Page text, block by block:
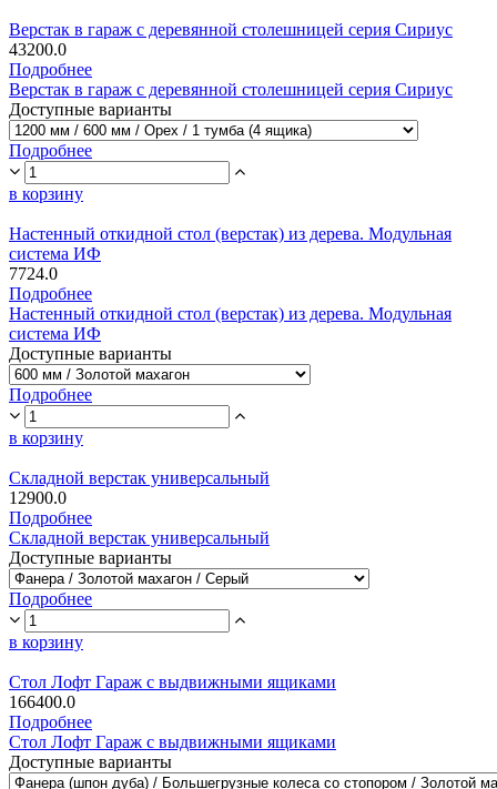
Верстак в гараж с деревянной столешницей серия Сириус
43200.0
Подробнее
Верстак в гараж с деревянной столешницей серия Сириус
Доступные варианты
Подробнее
в корзину
Настенный откидной стол (верстак) из дерева. Модульная
система ИФ
7724.0
Подробнее
Настенный откидной стол (верстак) из дерева. Модульная
система ИФ
Доступные варианты
Подробнее
в корзину
Складной верстак универсальный
12900.0
Подробнее
Складной верстак универсальный
Доступные варианты
Подробнее
в корзину
Стол Лофт Гараж с выдвижными ящиками
166400.0
Подробнее
Стол Лофт Гараж с выдвижными ящиками
Доступные варианты